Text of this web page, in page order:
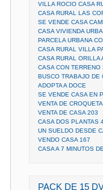
VILLA ROCIO CASA
CASA RURAL LAS
SE VENDE CASA
CASA VIVIENDA
PARCELA URBANA
CASA RURAL VILLA
CASA RURAL ORILLA
CASA CON TERRENO
BUSCO TRABAJO DE
ADOPTA A DOCE
SE VENDE CASA EN
VENTA DE
VENTA DE CASA 203
CASA DOS PLANTAS
UN SUELDO DESDE
VENDO CASA 167
CASA A 7 MINUTOS
PACK DE 15